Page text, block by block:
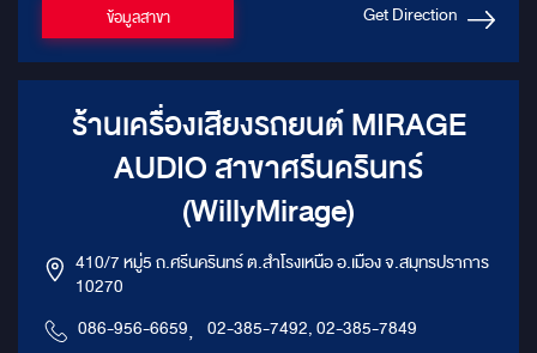
ข้อมูลสาขา Get Direction
ร้านเครื่องเสียงรถยนต์ MIRAGE
AUDIO สาขาศรีนครินทร์
(WillyMirage)
410/7 หมู่5 ถ.ศรีนครินทร์ ต.สำโรงเหนือ อ.เมือง จ.สมุทรปราการ
10270
086-956-6659, 02-385-7492, 02-385-7849